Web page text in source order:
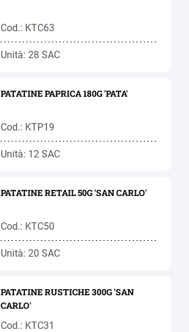
Cod.: KTC63
Unità: 28 SAC
PATATINE PAPRICA 180G 'PATA'
Cod.: KTP19
Unità: 12 SAC
PATATINE RETAIL 50G 'SAN CARLO'
Cod.: KTC50
Unità: 20 SAC
PATATINE RUSTICHE 300G 'SAN
CARLO'
Cod.: KTC31